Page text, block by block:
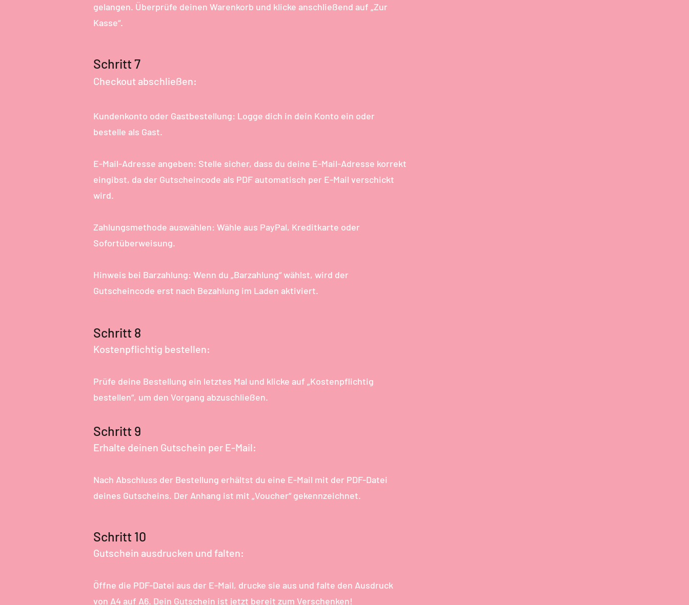
gelangen. Überprüfe deinen Warenkorb und klicke anschließend auf „Zur
Kasse“.
Schritt 7
Checkout abschließen:
Kundenkonto oder Gastbestellung: Logge dich in dein Konto ein oder
bestelle als Gast.
E-Mail-Adresse angeben: Stelle sicher, dass du deine E-Mail-Adresse korrekt
eingibst, da der Gutscheincode als PDF automatisch per E-Mail verschickt
wird.
Zahlungsmethode auswählen: Wähle aus PayPal, Kreditkarte oder
Sofortüberweisung.
Hinweis bei Barzahlung: Wenn du „Barzahlung“ wählst, wird der
Gutscheincode erst nach Bezahlung im Laden aktiviert.
Schritt 8
Kostenpflichtig bestellen:
Prüfe deine Bestellung ein letztes Mal und klicke auf „Kostenpflichtig
bestellen“, um den Vorgang abzuschließen.
Schritt 9
Erhalte deinen Gutschein per E-Mail:
Nach Abschluss der Bestellung erhältst du eine E-Mail mit der PDF-Datei
deines Gutscheins. Der Anhang ist mit „Voucher“ gekennzeichnet.
Schritt 10
Gutschein ausdrucken und falten:
Öffne die PDF-Datei aus der E-Mail, drucke sie aus und falte den Ausdruck
von A4 auf A6. Dein Gutschein ist jetzt bereit zum Verschenken!